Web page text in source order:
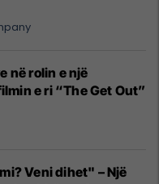
në rolin e një
e ri “The Get Out”
Veni dihet" – Një